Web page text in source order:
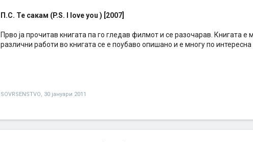
П.С. Те сакам (P.S. I love you ) [2007]
Прво ја прочитав книгата па го гледав филмот и се разочарав. Книгата е
различни работи во книгата се е поубаво опишано и е многу по интересна
SOVRSENSTVO, 30 јануари 2011